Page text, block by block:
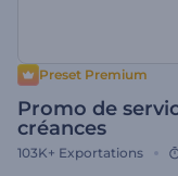
Preset Premium
Promo de
créances
103K+ Exportations